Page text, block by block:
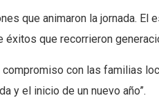
que animaron la jornada. El
éxitos que recorrieron
con las familias
y el inicio de un nuevo año”.